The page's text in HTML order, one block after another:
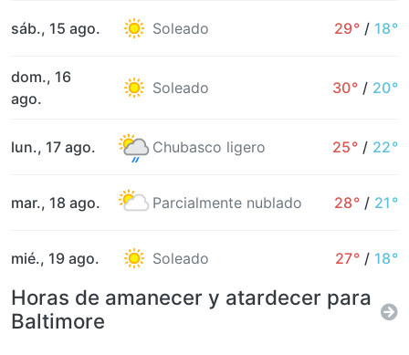
sáb., 15 ago. Soleado 29° / 18°
dom., 16
ago.
Soleado 30° / 20°
lun., 17 ago. Chubasco ligero 25° / 22°
mar., 18 ago. Parcialmente nublado 28° / 21°
mié., 19 ago. Soleado 27° / 18°
Horas de amanecer y atardecer para
Baltimore